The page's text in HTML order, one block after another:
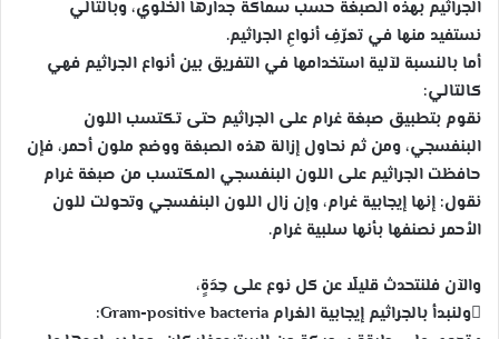
الجراثيم بهذه الصبغة حسب سماكة جدارها الخلوي، وبالتالي
نستفيد منها في تعرّفِ أنواعِ الجراثيم.
أما بالنسبة لآلية استخدامها في التفريق بين أنواع الجراثيم فهي
كالتالي:
نقوم بتطبيق صبغة غرام على الجراثيم حتى تكتسب اللون
البنفسجي، ومن ثم نحاول إزالة هذه الصبغة ووضع ملون أحمر، فإن
حافظت الجراثيم على اللون البنفسجي المكتسب من صبغة غرام
نقول: إنها إيجابية غرام، وإن زال اللون البنفسجي وتحولت للون
الأحمر نصنفها بأنها سلبية غرام.
والآن فلنتحدث قليلًا عن كل نوع على حِدَةٍ،
ولنبدأ بالجراثيم إيجابية الغرام Gram-positive bacteria: